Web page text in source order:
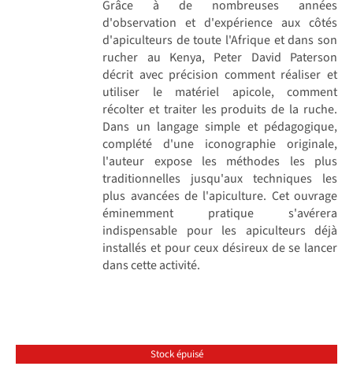
Grâce à de nombreuses années
d'observation et d'expérience aux côtés
d'apiculteurs de toute l'Afrique et dans son
rucher au Kenya, Peter David Paterson
décrit avec précision comment réaliser et
utiliser le matériel apicole, comment
récolter et traiter les produits de la ruche.
Dans un langage simple et pédagogique,
complété d'une iconographie originale,
l'auteur expose les méthodes les plus
traditionnelles jusqu'aux techniques les
plus avancées de l'apiculture. Cet ouvrage
éminemment pratique s'avérera
indispensable pour les apiculteurs déjà
installés et pour ceux désireux de se lancer
dans cette activité.
Stock épuisé